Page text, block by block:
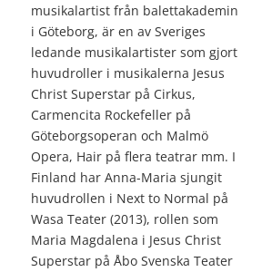
musikalartist från balettakademin
i Göteborg, är en av Sveriges
ledande musikalartister som gjort
huvudroller i musikalerna Jesus
Christ Superstar på Cirkus,
Carmencita Rockefeller på
Göteborgsoperan och Malmö
Opera, Hair på flera teatrar mm. I
Finland har Anna-Maria sjungit
huvudrollen i Next to Normal på
Wasa Teater (2013), rollen som
Maria Magdalena i Jesus Christ
Superstar på Åbo Svenska Teater